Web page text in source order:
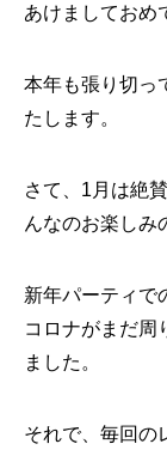
あけましておめ
本年も張り切っ
たします。
さて、1月は絶
んなのお楽しみ
新年パーティで
コロナがまだ周
ました。
それで、毎回の